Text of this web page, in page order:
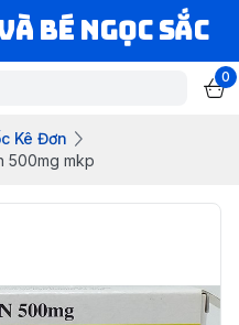
Bé Ngọc Sắc
0
Kê Đơn
500mg mkp